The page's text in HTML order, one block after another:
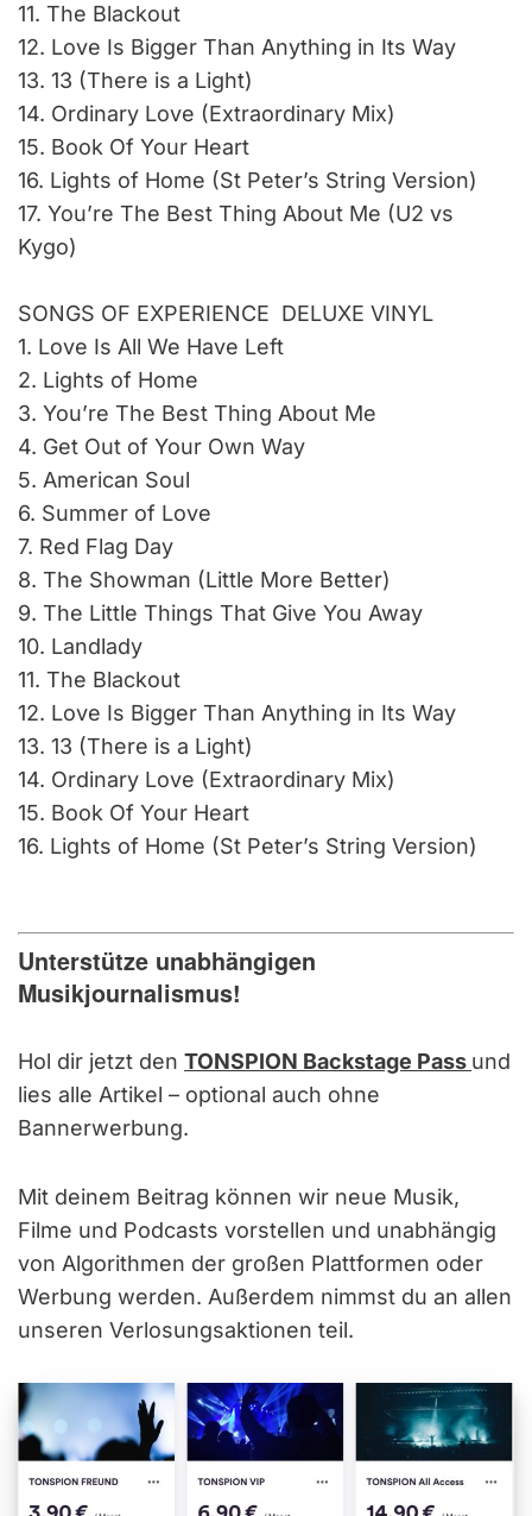
11. The Blackout
12. Love Is Bigger Than Anything in Its Way
13. 13 (There is a Light)
14. Ordinary Love (Extraordinary Mix)
15. Book Of Your Heart
16. Lights of Home (St Peter’s String Version)
17. You’re The Best Thing About Me (U2 vs
Kygo)
SONGS OF EXPERIENCE ­ DELUXE VINYL
1. Love Is All We Have Left
2. Lights of Home
3. You’re The Best Thing About Me
4. Get Out of Your Own Way
5. American Soul
6. Summer of Love
7. Red Flag Day
8. The Showman (Little More Better)
9. The Little Things That Give You Away
10. Landlady
11. The Blackout
12. Love Is Bigger Than Anything in Its Way
13. 13 (There is a Light)
14. Ordinary Love (Extraordinary Mix)
15. Book Of Your Heart
16. Lights of Home (St Peter’s String Version)
Unterstütze unabhängigen
Musikjournalismus!
Hol dir jetzt den TONSPION Backstage Pass und
lies alle Artikel – optional auch ohne
Bannerwerbung.
Mit deinem Beitrag können wir neue Musik,
Filme und Podcasts vorstellen und unabhängig
von Algorithmen der großen Plattformen oder
Werbung werden. Außerdem nimmst du an allen
unseren Verlosungsaktionen teil.